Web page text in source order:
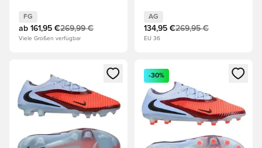
Flamingo/Schwarz/Total
Crimson
FG
ab 161,95 €269,99 €
Viele Größen verfügbar
Flamingo/Schwarz/Total
Crimson
AG
134,95 €269,95 €
EU 36
Öffnet ein neues Fenster zum Anmelden oder Registrieren
Öffnet ein neues Fenster
-30%